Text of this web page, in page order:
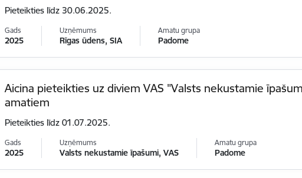
Pieteikties līdz 30.06.2025.
Gads
2025
Uzņēmums
Rīgas ūdens, SIA
Amatu grupa
Padome
Aicina pieteikties uz diviem VAS "Valsts nekustamie
amatiem
Pieteikties līdz 01.07.2025.
Gads
2025
Uzņēmums
Valsts nekustamie īpašumi, VAS
Amatu grupa
Padome